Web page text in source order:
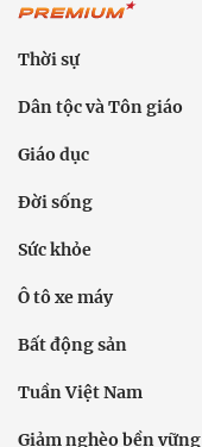
Thời sự
Dân tộc và Tôn giáo
Giáo dục
Đời sống
Sức khỏe
Ô tô xe máy
Bất động sản
Tuần Việt Nam
Giảm nghèo bền vững